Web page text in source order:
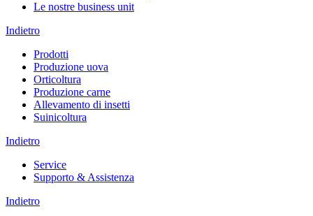
Le nostre business unit
Indietro
Prodotti
Produzione uova
Orticoltura
Produzione carne
Allevamento di insetti
Suinicoltura
Indietro
Service
Supporto & Assistenza
Indietro